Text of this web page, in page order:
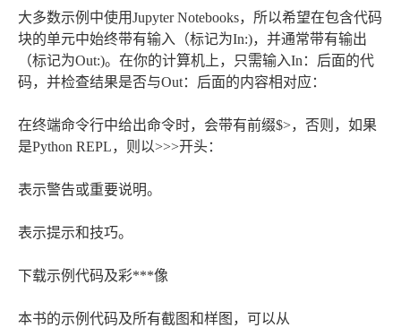
大多数示例中使用Jupyter Notebooks，所以希望在包含代码
块的单元中始终带有输入（标记为In:)，并通常带有输出
（标记为Out:)。在你的计算机上，只需输入In：后面的代
码，并检查结果是否与Out：后面的内容相对应：
在终端命令行中给出命令时，会带有前缀$>，否则，如果
是Python REPL，则以>>>开头：
表示警告或重要说明。
表示提示和技巧。
下载示例代码及彩***像
本书的示例代码及所有截图和样图，可以从